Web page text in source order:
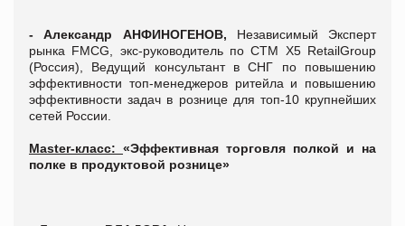
- Александр АНФИНОГЕНОВ, Независимый Эксперт
рынка FMCG, экс-руководитель по СТМ X5 RetailGroup
(Россия), Ведущий консультант в СНГ по повышению
эффективности топ-менеджеров ритейла и повышению
эффективности задач в рознице для топ-10 крупнейших
сетей России.
Master-класс: «Эффективная торговля полкой и на
полке в продуктовой рознице»